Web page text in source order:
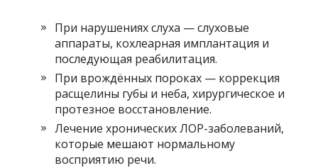
При нарушениях слуха — слуховые
аппараты, кохлеарная имплантация и
последующая реабилитация.
При врождённых пороках — коррекция
расщелины губы и неба, хирургическое и
протезное восстановление.
Лечение хронических ЛОР-заболеваний,
которые мешают нормальному
восприятию речи.